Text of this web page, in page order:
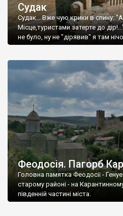
Судак
Судак... Вже чую крики в спину:
Місце,туристами затерте до
не було, ну не "дірявив" я там
Феодосія. Пагорб
Головна памятка Феодосії -
старому районі - на
південній частині міста.